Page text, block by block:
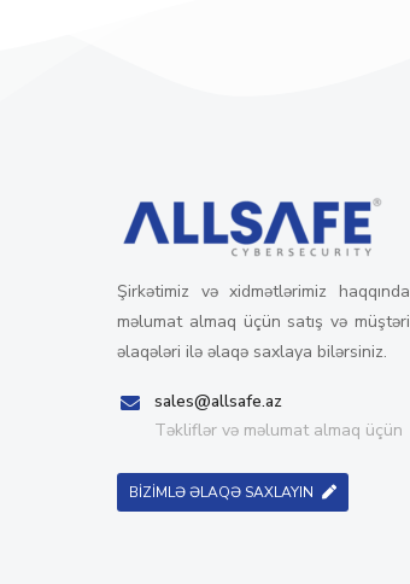
Şirkətimiz və xidmətlərimiz haqqında
məlumat almaq üçün satış və müştəri
əlaqələri ilə əlaqə saxlaya bilərsiniz.
sales@allsafe.az
Təkliflər və məlumat almaq üçün
BİZİMLƏ ƏLAQƏ SAXLAYIN